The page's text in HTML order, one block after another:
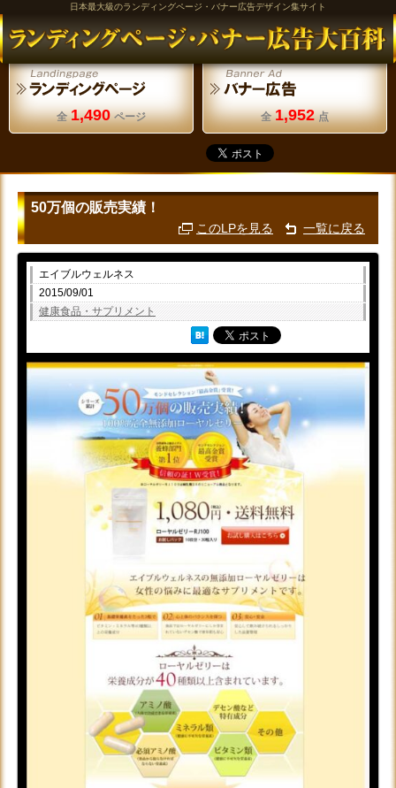
日本最大級のランディングページ・バナー広告デザイン集サイト
全 1,490 ページ 全 1,952 点
50万個の販売実績！
このLPを見る 一覧に戻る
エイブルウェルネス
2015/09/01
健康食品・サプリメント